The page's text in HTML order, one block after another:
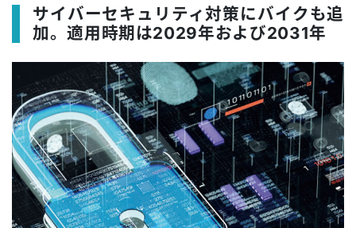
サイバーセキュリティ対策にバイクも追
加。適用時期は2029年および2031年